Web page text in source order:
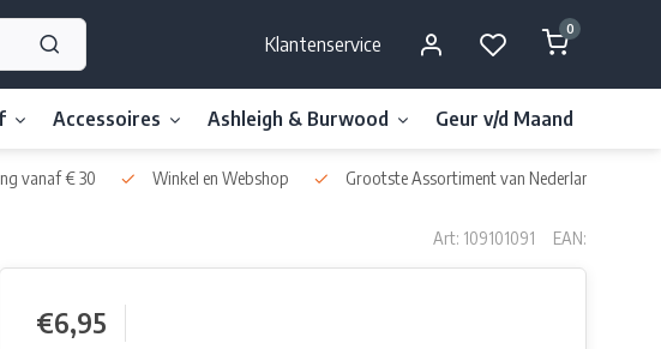
Klantenservice
0
Accessoires Ashleigh & Burwood Geur v/d Maand
vanaf € 30 Winkel en Webshop Grootste Assortiment van Nederland & België
Art: 109101091 EAN:
€6,95